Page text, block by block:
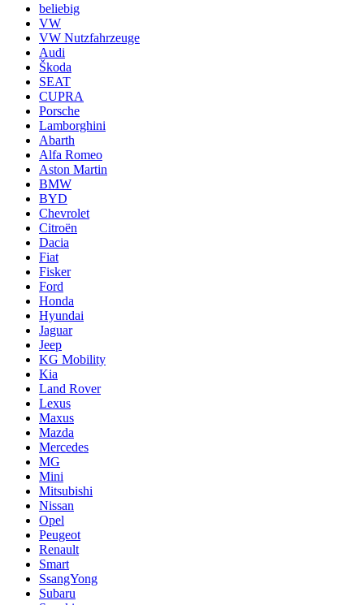
beliebig
VW
VW Nutzfahrzeuge
Audi
Škoda
SEAT
CUPRA
Porsche
Lamborghini
Abarth
Alfa Romeo
Aston Martin
BMW
BYD
Chevrolet
Citroën
Dacia
Fiat
Fisker
Ford
Honda
Hyundai
Jaguar
Jeep
KG Mobility
Kia
Land Rover
Lexus
Maxus
Mazda
Mercedes
MG
Mini
Mitsubishi
Nissan
Opel
Peugeot
Renault
Smart
SsangYong
Subaru